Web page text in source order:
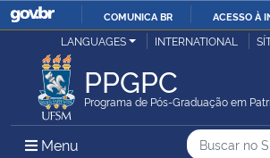
IR
COMUNICA BR ACESSO À
Ministério da Justiça e Segurança Pública
Ministério da Defesa
LANGUAGES INTERNATIONAL
PPGPC
Programa de Pós-Graduação em
Menu Menu Principal do Sítio
Busca
Buscar
Busca: